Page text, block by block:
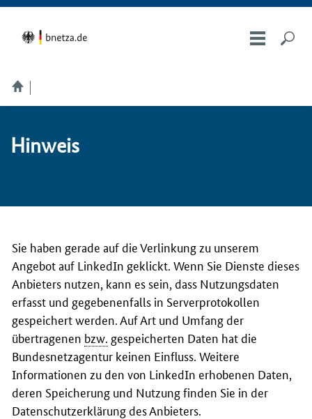
Hin­weis
Sie haben gerade auf die Verlinkung zu unserem
Angebot auf LinkedIn geklickt. Wenn Sie Dienste dieses
Anbieters nutzen, kann es sein, dass Nutzungsdaten
erfasst und gegebenenfalls in Serverprotokollen
gespeichert werden. Auf Art und Umfang der
übertragenen bzw. gespeicherten Daten hat die
Bundesnetzagentur keinen Einfluss. Weitere
Informationen zu den von LinkedIn erhobenen Daten,
deren Speicherung und Nutzung finden Sie in der
Datenschutzerklärung des Anbieters.